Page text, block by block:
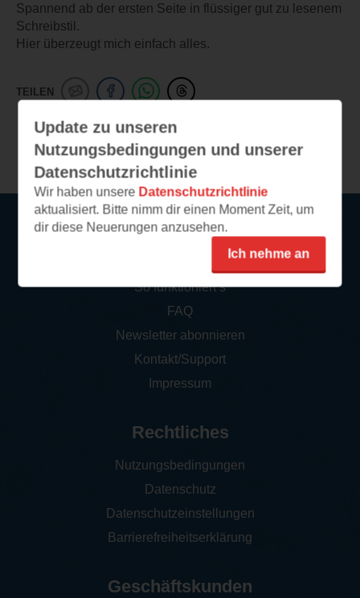
Spannend ab der ersten Seite in flüssiger gut zu lesenem
Schreibstil.
Hier überzeugt mich einfach alles.
TEILEN
Weitere Leseeindrücke
Update zu unseren
Nutzungsbedingungen und unserer
Datenschutzrichtlinie
Wir haben unsere Datenschutzrichtlinie
aktualisiert. Bitte nimm dir einen Moment Zeit, um
dir diese Neuerungen anzusehen.
Ich nehme an
So funktioniert‘s
FAQ
Newsletter abonnieren
Kontakt/Support
Impressum
Rechtliches
Nutzungsbedingungen
Datenschutz
Datenschutzeinstellungen
Barrierefreiheitserklärung
Geschäftskunden